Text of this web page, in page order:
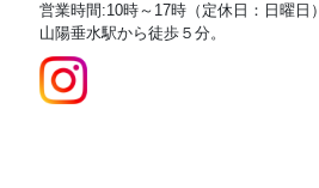
営業時間:10時～17時（定休日：日曜日）
山陽垂水駅から徒歩５分。